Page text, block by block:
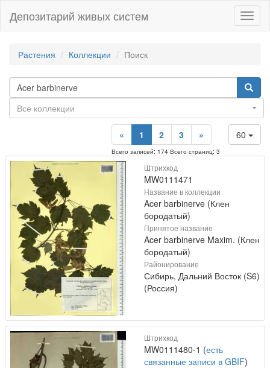
Депозитарий живых систем
Растения Коллекции Поиск
Все коллекции
60
« 1 2 3 »
Всего записей: 174 Всего страниц: 3
Штрихкод
MW0111471
Название в коллекции
Acer barbinerve (Клен
бородатый)
Принятое название
Acer barbinerve Maxim. (Клен
бородатый)
Районирование
Сибирь, Дальний Восток (S6)
(Россия)
Штрихкод
MW0111480-1 (есть
связанные записи в GBIF)